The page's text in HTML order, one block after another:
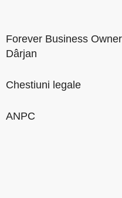
Forever Business
Dârjan
Chestiuni legale
ANPC